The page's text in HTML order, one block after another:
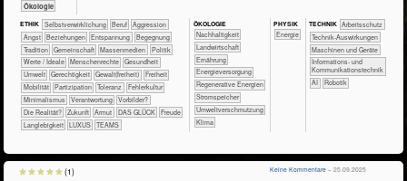
​​​​​​​Ökologie
ETHIK ​​​​​​​​​​​​​​​​​​​​​​​​​​​​​​​​​​​​​​​​Selbst­verwirklichung ​​​​​​​​​​​​​​​Beruf
​​​​​​​​​​​​​Aggression
​​​​​​​​​​​​​Angst
​​​​​​​​​​​​​Beziehungen ​​​​​​​​​​​​​Entspannung
​​​​​​​​​​​​Begegnung
​​​​​​​​​​​Tradition
​​​​​​​​​​Gemeinschaft ​​​​​​​​​Massenmedien
​​​​​​​​​Politik
​​​​​​​​Werte / Ideale
​​​​​​​Menschenrechte
​​​​​​Gesundheit
​​​​​Umwelt
​​​​Gerechtigkeit ​​​​Gewalt(freiheit)
​​​Freiheit
​​​Mobilität
​​​Partizipation ​​​Toleranz
​​Fehlerkultur
​​Minimalismus
​​Verantwortung
​​Vorbilder?
​Die Realität?
​Zukunft Armut DAS GLÜCK
Freude
Langlebigkeit
LUXUS TEAMS
ÖKO​LOGIE
​​​​​​​​​​​​​​​Nachhaltigkeit
​​​​​Landwirtschaft
​​​​Ernährung
​​​Energieversorgung
​​​Regenerative Energien
​​​Stromspeicher
​​Umweltverschmutzung
Klima
PHY​SIK
​​Energie
TECH​NIK ​​​​​​Arbeitsschutz
​​​​​​Technik-Auswirkungen
​​​​Maschinen und Geräte
​​​Informations- und
Kommunikationstechnik
​​AI
Robotik
Keine Kommentare – 25.09.2025
(1)